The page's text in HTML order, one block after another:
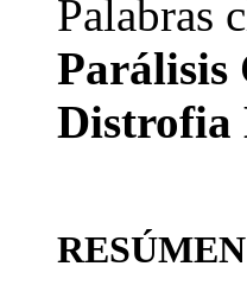
Palabras
Parálisis
Distrofia
RESÚMEN